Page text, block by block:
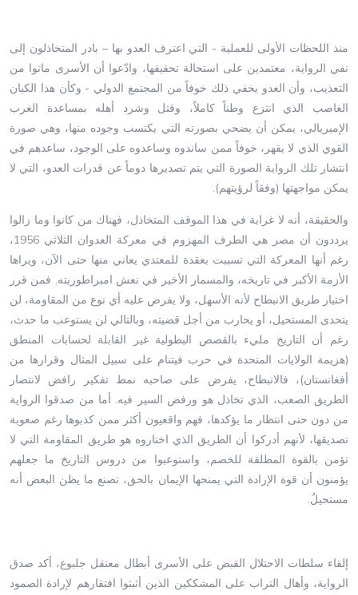
منذ اللحظات الأولى للعملية - التي اعترف العدو بها – بادر المتخاذلون إلى
نفي الرواية، معتمدين على استحالة تحقيقها، وادّعوا أن الأسرى ماتوا من
التعذيب، وأن العدو يخفي ذلك خوفاً من المجتمع الدولي - وكأن هذا الكيان
الغاصب الذي انتزع وطناً كاملاً، وقتل وشرد أهله بمساعدة الغرب
الإمبريالي، يمكن أن يضحي بصورته التي يكتسب وجوده منها، وهي صورة
القوي الذي لا يقهر، خوفاً ممن ساندوه وساعدوه على الوجود، ساعدهم في
انتشار تلك الرواية الصورة التي يتم تصديرها دوماً عن قدرات العدو، التي لا
يمكن مواجهتها (وفقاً لرؤيتهم).
والحقيقة، أنه لا غرابة في هذا الموقف المتخاذل، فهناك من كانوا وما زالوا
يرددون أن مصر هي الطرف المهزوم في معركة العدوان الثلاثي 1956،
رغم أنها المعركة التي تسببت بعقدة للمعتدي يعاني منها حتى الآن، ويراها
الأزمة الأكبر في تاريخه، والمسمار الأخير في نعش امبراطوريته. فمن قرر
اختيار طريق الانبطاح لأنه الأسهل، ولا يفرض عليه أي نوع من المقاومة، لن
يتحدى المستحيل، أو يحارب من أجل قضيته، وبالتالي لن يستوعب ما حدث،
رغم أن التاريخ مليء بالقصص البطولية غير القابلة لحسابات المنطق
(هزيمة الولايات المتحدة في حرب فيتنام على سبيل المثال وقرارها من
أفغانستان)، فالانبطاح، يفرض على صاحبه نمط تفكير رافض لانتصار
الطريق الصعب، الذي تخاذل هو ورفض السير فيه. أما من صدقوا الرواية
من دون حتى انتظار ما يؤكدها، فهم واقعيون أكثر ممن كذبوها رغم صعوبة
تصديقها، لأنهم أدركوا أن الطريق الذي اختاروه هو طريق المقاومة التي لا
تؤمن بالقوة المطلقة للخصم، واستوعبوا من دروس التاريخ ما جعلهم
يؤمنون أن قوة الإرادة التي يمنحها الإيمان بالحق، تصنع ما يظن البعض أنه
مستحيلٌ.
إلقاء سلطات الاحتلال القبض على الأسرى أبطال معتقل جلبوع، أكد صدق
الرواية، وأهال التراب على المشككين الذين أثبتوا افتقارهم لإرادة الصمود